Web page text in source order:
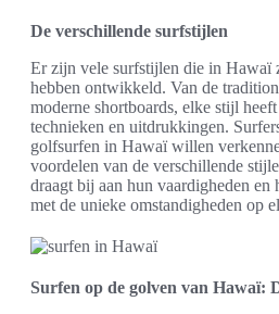
De verschillende surfstijlen
Er zijn vele surfstijlen die in Hawaï
hebben ontwikkeld. Van de
moderne shortboards, elke stijl
technieken en uitdrukkingen.
golfsurfen in Hawaï willen
voordelen van de verschillende
draagt bij aan hun vaardigheden en
met de unieke omstandigheden op
Surfen op de golven van Hawaï: